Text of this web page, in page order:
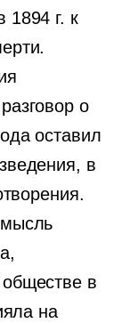
г. к
о
оставил
в
в
на